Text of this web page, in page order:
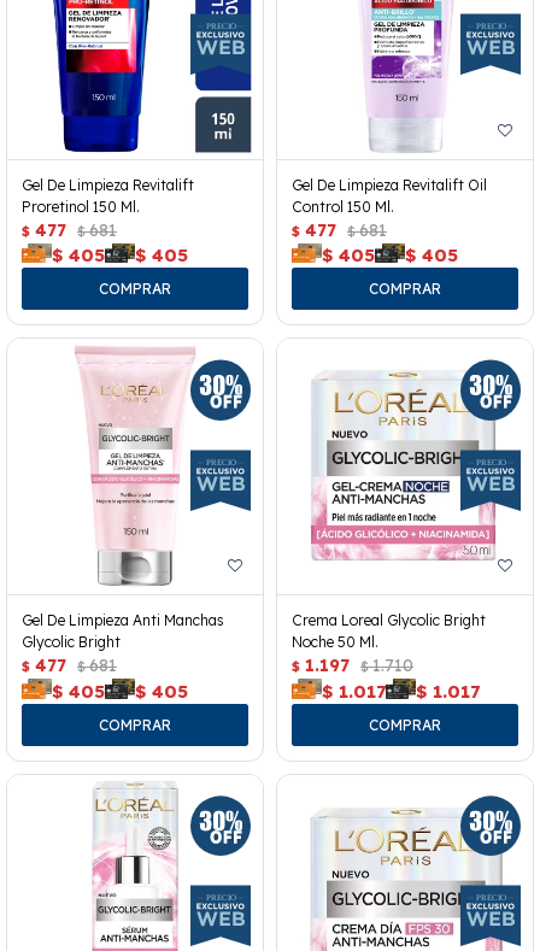
Gel De Limpieza Revitalift
Proretinol 150 Ml.
$ 477 $ 681
$ 405 $ 405
Gel De Limpieza Revitalift Oil
Control 150 Ml.
$ 477 $ 681
$ 405 $ 405
Gel De Limpieza Anti Manchas
Glycolic Bright
$ 477 $ 681
$ 405 $ 405
Crema Loreal Glycolic Bright
Noche 50 Ml.
$ 1.197 $ 1.710
$ 1.017 $ 1.017